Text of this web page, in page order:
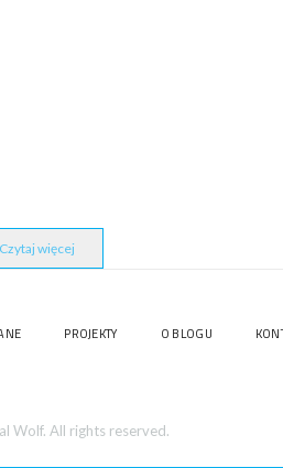
Czytaj więcej
PROJEKTY O BLOGU
Wolf. All rights reserved.